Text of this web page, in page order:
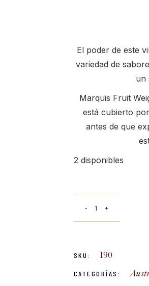
El poder de este
variedad de
un
Marquis Fruit
está cubierto
antes de que
2 disponibles
SKU: 190
CATEGORÍAS: